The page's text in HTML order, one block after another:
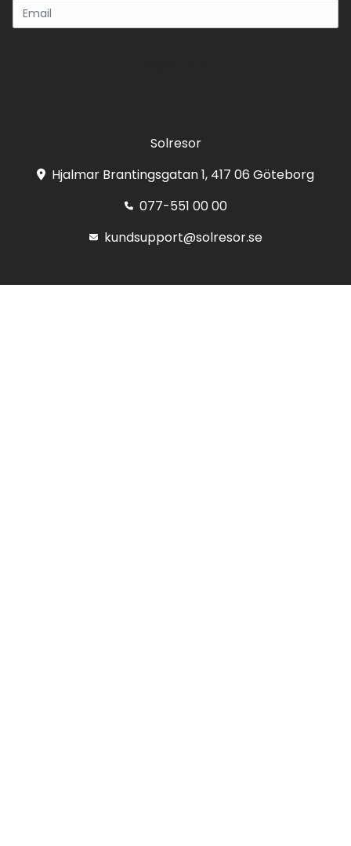
Solresor
Hjalmar Brantingsgatan 1, 417 06 Göteborg
077-551 00 00
kundsupport@solresor.se